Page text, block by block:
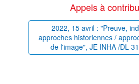
Appels à
2022, 15 avril : "Preuve,
approches historiennes /
de l'image", JE INHA /DL